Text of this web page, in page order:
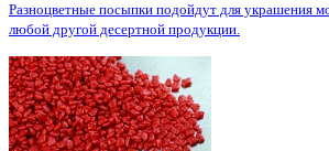
Разноцветные посыпки подойдут для украшения
любой другой десертной продукции.